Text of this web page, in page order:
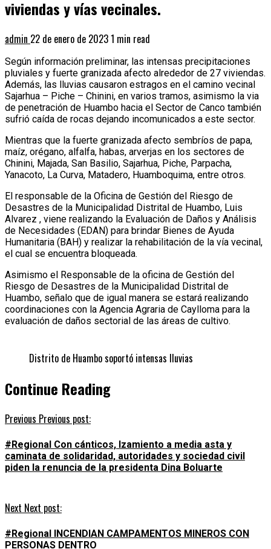
viviendas y vías vecinales.
admin 22 de enero de 20231 min read
Según información preliminar, las intensas precipitaciones
pluviales y fuerte granizada afecto alrededor de 27 viviendas.
Además, las lluvias causaron estragos en el camino vecinal
Sajarhua – Piche – Chinini, en varios tramos, asimismo la via
de penetración de Huambo hacia el Sector de Canco también
sufrió caída de rocas dejando incomunicados a este sector.
Mientras que la fuerte granizada afecto sembríos de papa,
maíz, orégano, alfalfa, habas, arverjas en los sectores de
Chinini, Majada, San Basilio, Sajarhua, Piche, Parpacha,
Yanacoto, La Curva, Matadero, Huamboquima, entre otros.
El responsable de la Oficina de Gestión del Riesgo de
Desastres de la Municipalidad Distrital de Huambo, Luis
Alvarez , viene realizando la Evaluación de Daños y Análisis
de Necesidades (EDAN) para brindar Bienes de Ayuda
Humanitaria (BAH) y realizar la rehabilitación de la vía vecinal,
el cual se encuentra bloqueada.
Asimismo el Responsable de la oficina de Gestión del
Riesgo de Desastres de la Municipalidad Distrital de
Huambo, señalo que de igual manera se estará realizando
coordinaciones con la Agencia Agraria de Caylloma para la
evaluación de daños sectorial de las áreas de cultivo.
Distrito de Huambo soportó intensas lluvias
Continue Reading
Previous Previous post:
#Regional Con cánticos, Izamiento a media asta y
caminata de solidaridad, autoridades y sociedad civil
piden la renuncia de la presidenta Dina Boluarte
Next Next post:
#Regional INCENDIAN CAMPAMENTOS MINEROS CON
PERSONAS DENTRO